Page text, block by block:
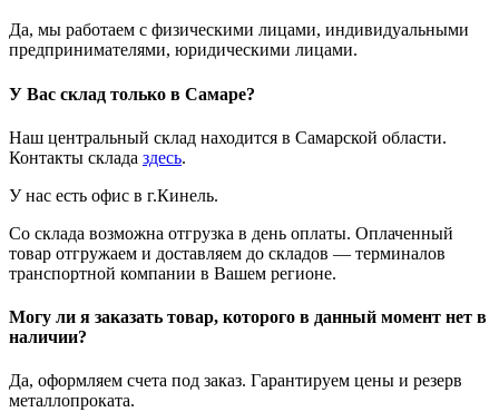
Да, мы работаем с физическими лицами, индивидуальными
предпринимателями, юридическими лицами.
У Вас склад только в Самаре?
Наш центральный склад находится в Самарской области.
Контакты склада здесь.
У нас есть офис в г.Кинель.
Со склада возможна отгрузка в день оплаты. Оплаченный
товар отгружаем и доставляем до складов — терминалов
транспортной компании в Вашем регионе.
Могу ли я заказать товар, которого в данный момент нет в
наличии?
Да, оформляем счета под заказ. Гарантируем цены и резерв
металлопроката.